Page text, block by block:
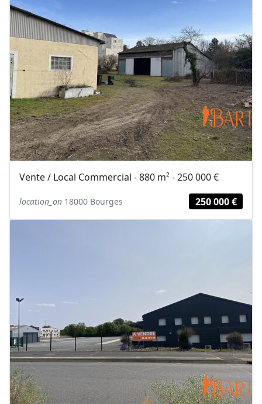
Vente / Local Commercial - 880 m² - 250 000 €
location_on 18000 Bourges 250 000 €